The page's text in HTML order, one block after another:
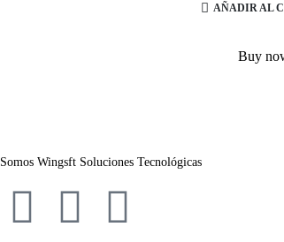
AÑADIR AL
Buy
Somos Wingsft Soluciones Tecnológicas